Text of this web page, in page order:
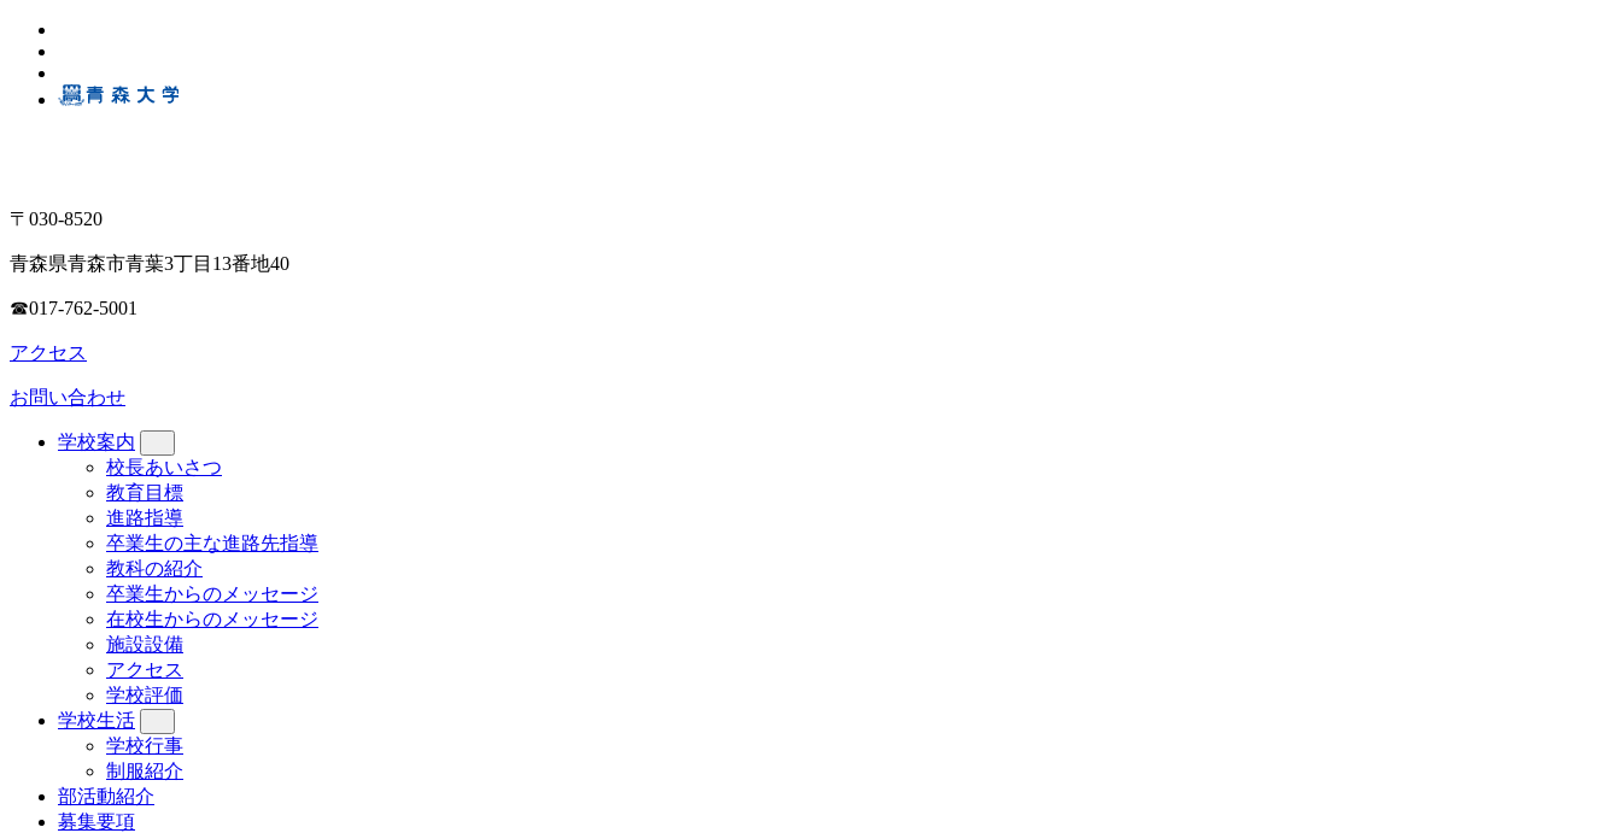
〒030-8520
青森県青森市青葉3丁目13番地40
☎017-762-5001
アクセス
お問い合わせ
学校案内
校長あいさつ
教育目標
進路指導
卒業生の主な進路先指導
教科の紹介
卒業生からのメッセージ
在校生からのメッセージ
施設設備
アクセス
学校評価
学校生活
学校行事
制服紹介
部活動紹介
募集要項